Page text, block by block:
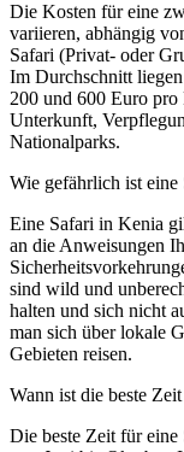
Die Kosten für eine
variieren, abhängig
Safari (Privat- oder
Im Durchschnitt
200 und 600 Euro pro
Unterkunft,
Nationalparks.
Wie gefährlich ist
Eine Safari in Kenia
an die Anweisungen
sind wild und
halten und sich nicht
man sich über lokale
Gebieten reisen.
Wann ist die beste
Die beste Zeit für